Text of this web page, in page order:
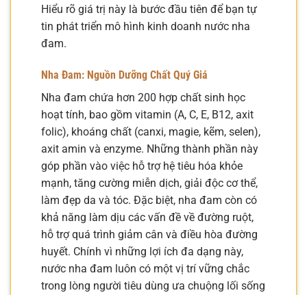
Hiểu rõ giá trị này là bước đầu tiên để bạn tự
tin phát triển mô hình kinh doanh nước nha
đam.
Nha Đam: Nguồn Dưỡng Chất Quý Giá
Nha đam chứa hơn 200 hợp chất sinh học
hoạt tính, bao gồm vitamin (A, C, E, B12, axit
folic), khoáng chất (canxi, magie, kẽm, selen),
axit amin và enzyme. Những thành phần này
góp phần vào việc hỗ trợ hệ tiêu hóa khỏe
mạnh, tăng cường miễn dịch, giải độc cơ thể,
làm đẹp da và tóc. Đặc biệt, nha đam còn có
khả năng làm dịu các vấn đề về đường ruột,
hỗ trợ quá trình giảm cân và điều hòa đường
huyết. Chính vì những lợi ích đa dạng này,
nước nha đam luôn có một vị trí vững chắc
trong lòng người tiêu dùng ưa chuộng lối sống